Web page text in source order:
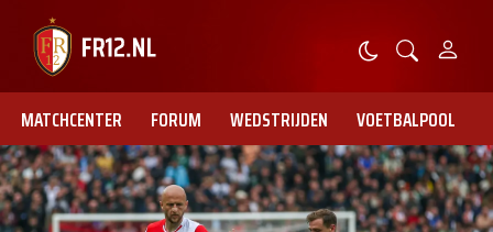
MATCHCENTER FORUM WEDSTRIJDEN VOETBALPOOL